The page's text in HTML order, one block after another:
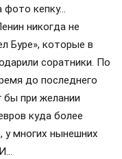
фото кепку…
никогда не
Буре», которые в
соратники. По
до последнего
бы при желании
куда более
у многих нынешних